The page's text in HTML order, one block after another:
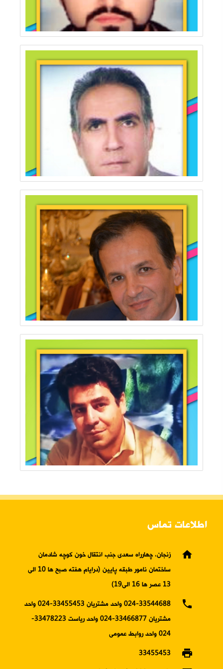
اطلاعات تماس
home
زنجان، چهارراه سعدی جنب انتقال خون کوچه شادمان
ساختمان نامور طبقه پایین (درایام هفته صبح ها 10 الی
13 عصر ها 16 الی19)
phone
024-33544688 واحد مشتریان 33455453-024 واحد
مشتریان 33466877-024 واحد ریاست 33478223-
024 واحد روابط عمومی
print
33455453